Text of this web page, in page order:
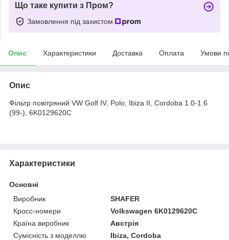
Що таке купити з Пром?
Замовлення під захистом
Опис Характеристики Доставка Оплата Умови
Опис
Фільтр повітряний VW Golf IV, Polo, Ibiza II, Cordoba 1.0-1.6
(99-), 6K0129620C
Характеристики
Основні
Виробник
SHAFER
Кросс-номери
Volkswagen 6K0129620C
Країна виробник
Австрія
Сумісність з моделлю
Ibiza, Cordoba